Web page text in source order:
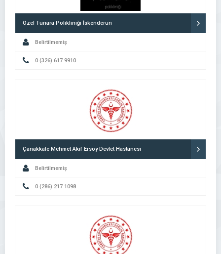
Özel Tunara Polikliniği İskenderun
Belirtilmemiş
0 (326) 617 9910
Çanakkale Mehmet Akif Ersoy Devlet Hastanesi
Belirtilmemiş
0 (286) 217 1098